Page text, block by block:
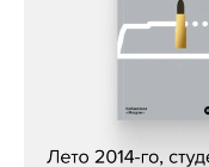
Сергей